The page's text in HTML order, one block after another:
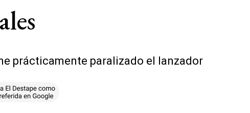
prácticamente paralizado el lanzador